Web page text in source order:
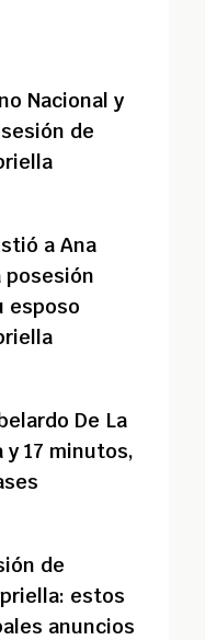
Nacional y
de
a Ana
posesión
esposo
De La
y 17 minutos,
de
estos
anuncios